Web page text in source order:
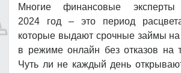
Многие финансовые
2024 год – это период
которые выдают срочные займы на
в режиме онлайн без отказов на
Чуть ли не каждый день